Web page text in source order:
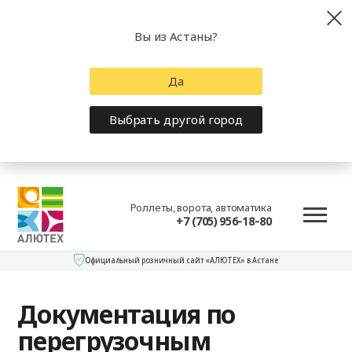
Роллеты, ворота, автоматика
+7 (705) 956-18-80
Официальный розничный сайт «АЛЮТЕХ» в Астане
Документация по
перегрузочным
Вы из Астаны?
Да
Выбрать другой город